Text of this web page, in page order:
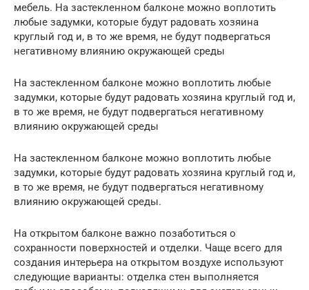
мебель. На застекленном балконе можно воплотить
любые задумки, которые будут радовать хозяина
круглый год и, в то же время, не будут подвергаться
негативному влиянию окружающей среды
На застекленном балконе можно воплотить любые
задумки, которые будут радовать хозяина круглый год и,
в то же время, не будут подвергаться негативному
влиянию окружающей среды
На застекленном балконе можно воплотить любые
задумки, которые будут радовать хозяина круглый год и,
в то же время, не будут подвергаться негативному
влиянию окружающей среды.
На открытом балконе важно позаботиться о
сохранности поверхностей и отделки. Чаще всего для
создания интерьера на открытом воздухе используют
следующие варианты: отделка стен выполняется